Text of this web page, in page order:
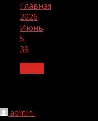
Главная
2026
Июнь
5
39
admin